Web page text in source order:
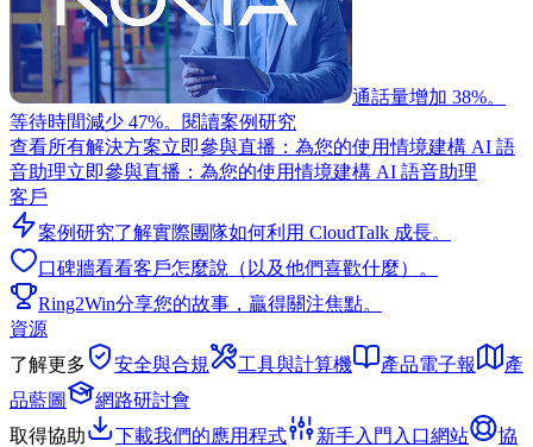
通話量增加 38%。
等待時間減少 47%。 閱讀案例研究
查看所有解決方案立即參與直播：為您的使用情境建構 AI 語
音助理立即參與直播：為您的使用情境建構 AI 語音助理
客戶
案例研究了解實際團隊如何利用 CloudTalk 成長。
口碑牆看看客戶怎麼說（以及他們喜歡什麼）。
Ring2Win分享您的故事，贏得關注焦點。
資源
了解更多
安全與合規 工具與計算機 產品電子報
產
品藍圖
網路研討會
取得協助
下載我們的應用程式 新手入門入口網站
協